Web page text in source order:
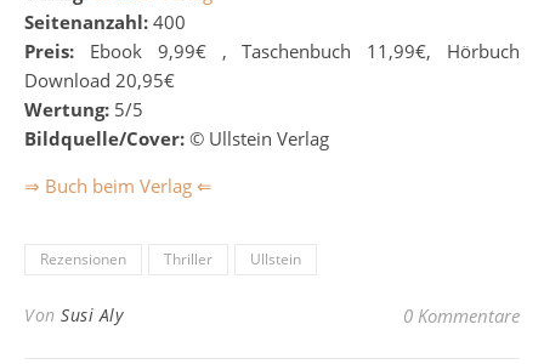
Seitenanzahl: 400
Preis: Ebook 9,99€ , Taschenbuch 11,99€, Hörbuch
Download 20,95€
Wertung: 5/5
Bildquelle/Cover: © Ullstein Verlag
⇒ Buch beim Verlag ⇐
Rezensionen Thriller Ullstein
Von Susi Aly 0 Kommentare